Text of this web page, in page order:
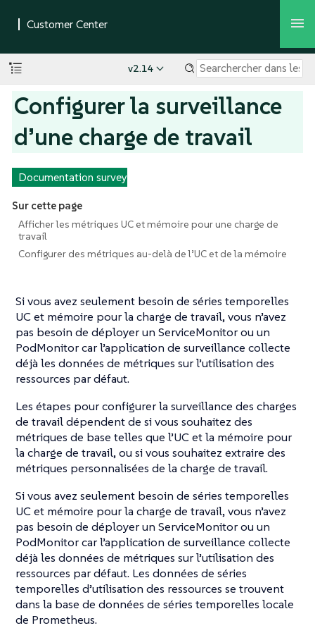
v2.14
Configurer la surveillance
d’une charge de travail
Documentation survey
Sur cette page
Afficher les métriques UC et mémoire pour une charge de
travail
Configurer des métriques au-delà de l’UC et de la mémoire
Si vous avez seulement besoin de séries temporelles
UC et mémoire pour la charge de travail, vous n’avez
pas besoin de déployer un ServiceMonitor ou un
PodMonitor car l’application de surveillance collecte
déjà les données de métriques sur l’utilisation des
ressources par défaut.
Les étapes pour configurer la surveillance des charges
de travail dépendent de si vous souhaitez des
métriques de base telles que l’UC et la mémoire pour
la charge de travail, ou si vous souhaitez extraire des
métriques personnalisées de la charge de travail.
Si vous avez seulement besoin de séries temporelles
UC et mémoire pour la charge de travail, vous n’avez
pas besoin de déployer un ServiceMonitor ou un
PodMonitor car l’application de surveillance collecte
déjà les données de métriques sur l’utilisation des
ressources par défaut. Les données de séries
temporelles d’utilisation des ressources se trouvent
dans la base de données de séries temporelles locale
de Prometheus.